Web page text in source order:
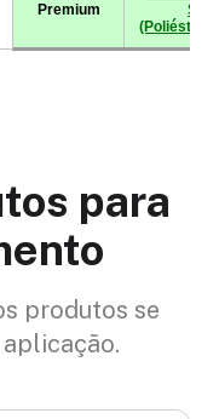
para
produtos se